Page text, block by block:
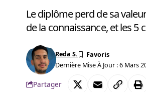
Le diplôme perd de sa
de la connaissance, et les
Dernière Mise À Jour : 6 Mars
Reda S.
Partager